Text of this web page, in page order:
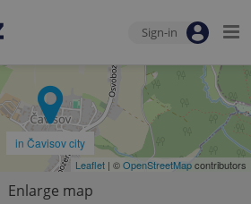
Sign-in
in Čavisov city
Leaflet | ©OpenStreetMapcontributors
Enlarge map